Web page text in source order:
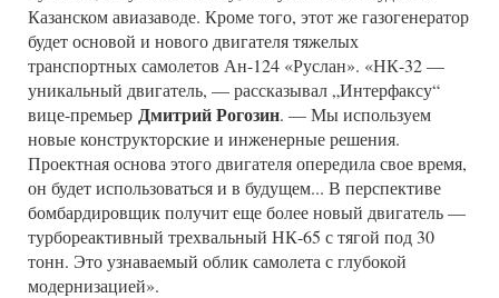
Казанском авиазаводе. Кроме того, этот же газогенератор
будет основой и нового двигателя тяжелых
транспортных самолетов Ан-124 «Руслан». «НК-32 —
уникальный двигатель, — рассказывал „Интерфаксу“
вице-премьер Дмитрий Рогозин. — Мы используем
новые конструкторские и инженерные решения.
Проектная основа этого двигателя опередила свое время,
он будет использоваться и в будущем... В перспективе
бомбардировщик получит еще более новый двигатель —
турбореактивный трехвальный НК-65 с тягой под 30
тонн. Это узнаваемый облик самолета с глубокой
модернизацией».